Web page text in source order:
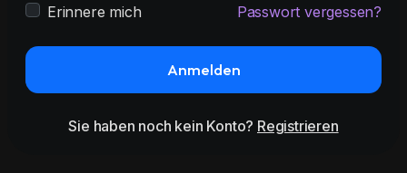
Erinnere mich Passwort vergessen?
Anmelden
Sie haben noch kein Konto? Registrieren